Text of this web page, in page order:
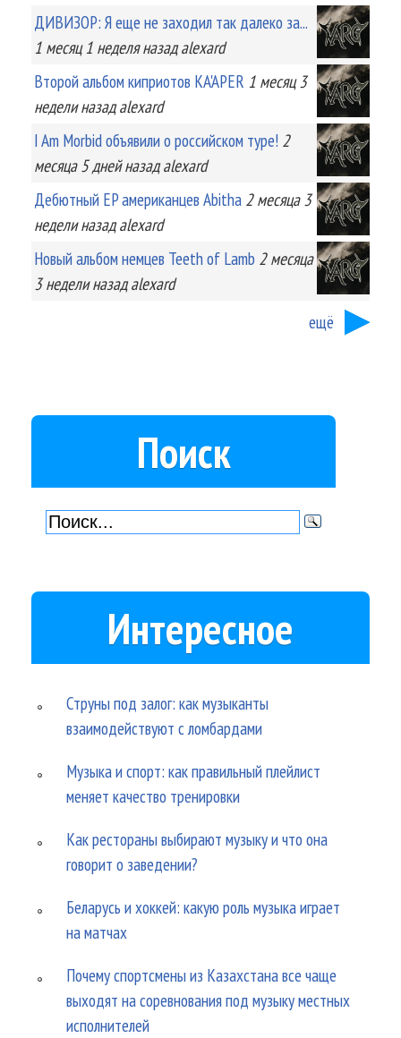
ДИВИЗОР: Я еще не заходил так далеко за...
1 месяц 1 неделяназад alexard
Второй альбом киприотов KA'APER 1 месяц 3
неделиназад alexard
I Am Morbid объявили о российском туре! 2
месяца 5 днейназад alexard
Дебютный EP американцев Abitha 2 месяца 3
неделиназад alexard
Новый альбом немцев Teeth of Lamb 2 месяца
3 неделиназад alexard
ещё
Поиск
Интересное
Струны под залог: как музыканты
взаимодействуют с ломбардами
Музыка и спорт: как правильный плейлист
меняет качество тренировки
Как рестораны выбирают музыку и что она
говорит о заведении?
Беларусь и хоккей: какую роль музыка играет
на матчах
Почему спортсмены из Казахстана все чаще
выходят на соревнования под музыку местных
исполнителей